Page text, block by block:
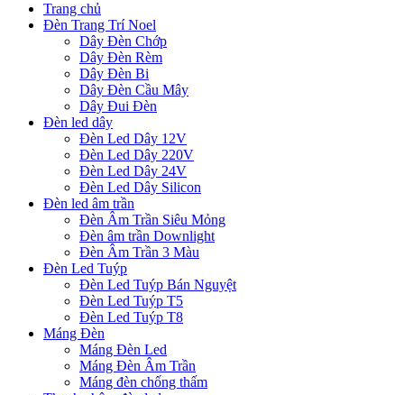
Trang chủ
Đèn Trang Trí Noel
Dây Đèn Chớp
Dây Đèn Rèm
Dây Đèn Bi
Dây Đèn Cầu Mây
Dây Đui Đèn
Đèn led dây
Đèn Led Dây 12V
Đèn Led Dây 220V
Đèn Led Dây 24V
Đèn Led Dây Silicon
Đèn led âm trần
Đèn Âm Trần Siêu Mỏng
Đèn âm trần Downlight
Đèn Âm Trần 3 Màu
Đèn Led Tuýp
Đèn Led Tuýp Bán Nguyệt
Đèn Led Tuýp T5
Đèn Led Tuýp T8
Máng Đèn
Máng Đèn Led
Máng Đèn Âm Trần
Máng đèn chống thấm